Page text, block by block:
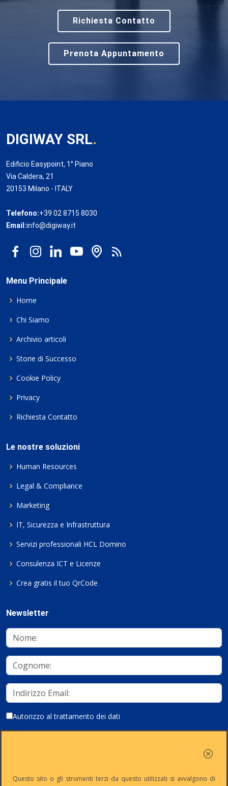
Richiesta Contatto
Prenota Appuntamento
DIGIWAY SRL.
Edificio Easypoint, 1° Piano
Via Caldera, 21
20153 Milano - ITALY
Telefono:+39 02 8715 8030
Email:info@digiway.it
Menu Principale
Home
Chi Siamo
Archivio articoli
Storie di Successo
Cookie Policy
Privacy
Richiesta Contatto
Le nostre soluzioni
Human Resources
Legal & Compliance
Marketing
IT, Sicurezza e Infrastruttura
Servizi professionali HCL Domino
Consulenza ICT e Licenze
Crea gratis il tuo QrCode
Newsletter
Autorizzo al trattamento dei dati
Questo sito o gli strumenti terzi da questo utilizzati si avvalgono di